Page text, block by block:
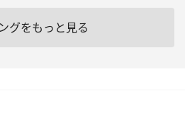
グをもっと見る